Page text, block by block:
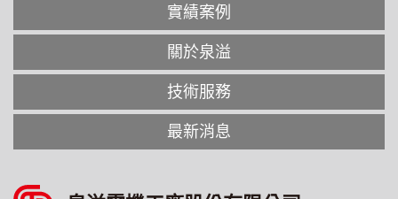
實績案例
關於泉溢
技術服務
最新消息